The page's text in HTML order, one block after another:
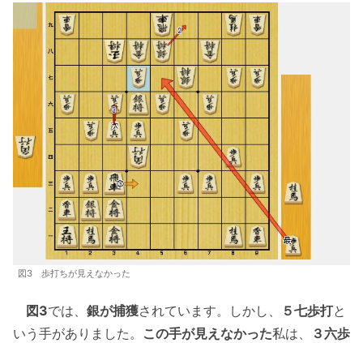
図3 歩打ちが見えなかった
図3では、 銀が捕獲されています。しかし、 ５七歩打と
いう手がありました。 この手が見えなかった私は、
３六歩